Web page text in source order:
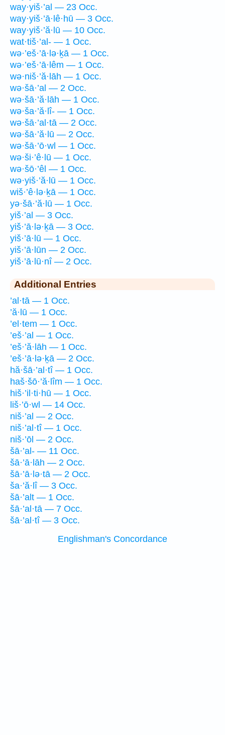
way·yiš·’al — 23 Occ.
way·yiš·’ā·lê·hū — 3 Occ.
way·yiš·’ă·lū — 10 Occ.
wat·tiš·’al- — 1 Occ.
wə·’eš·’ā·lə·ḵā — 1 Occ.
wə·’eš·’ā·lêm — 1 Occ.
wə·niš·’ă·lāh — 1 Occ.
wə·šā·’al — 2 Occ.
wə·šā·’ă·lāh — 1 Occ.
wə·ša·’ă·lî- — 1 Occ.
wə·šā·’al·tā — 2 Occ.
wə·šā·’ă·lū — 2 Occ.
wə·šā·’ō·wl — 1 Occ.
wə·ši·’ê·lū — 1 Occ.
wə·šō·’êl — 1 Occ.
wə·yiš·’ă·lū — 1 Occ.
wiš·’ê·lə·ḵā — 1 Occ.
yə·šā·’ă·lū — 1 Occ.
yiš·’al — 3 Occ.
yiš·’ā·lə·ḵā — 3 Occ.
yiš·’ā·lū — 1 Occ.
yiš·’ā·lūn — 2 Occ.
yiš·’ā·lū·nî — 2 Occ.
Additional Entries
’al·tā — 1 Occ.
’ă·lū — 1 Occ.
’el·tem — 1 Occ.
’eš·’al — 1 Occ.
’eš·’ă·lāh — 1 Occ.
’eš·’ā·lə·ḵā — 2 Occ.
hă·šā·’al·tî — 1 Occ.
haš·šō·’ă·lîm — 1 Occ.
hiš·’il·ti·hū — 1 Occ.
liš·’ō·wl — 14 Occ.
niš·’al — 2 Occ.
niš·’al·tî — 1 Occ.
niš·’ōl — 2 Occ.
šā·’al- — 11 Occ.
šā·’ā·lāh — 2 Occ.
šā·’ā·lə·tā — 2 Occ.
ša·’ă·lî — 3 Occ.
šā·’alt — 1 Occ.
šā·’al·tā — 7 Occ.
šā·’al·tî — 3 Occ.
Englishman's Concordance